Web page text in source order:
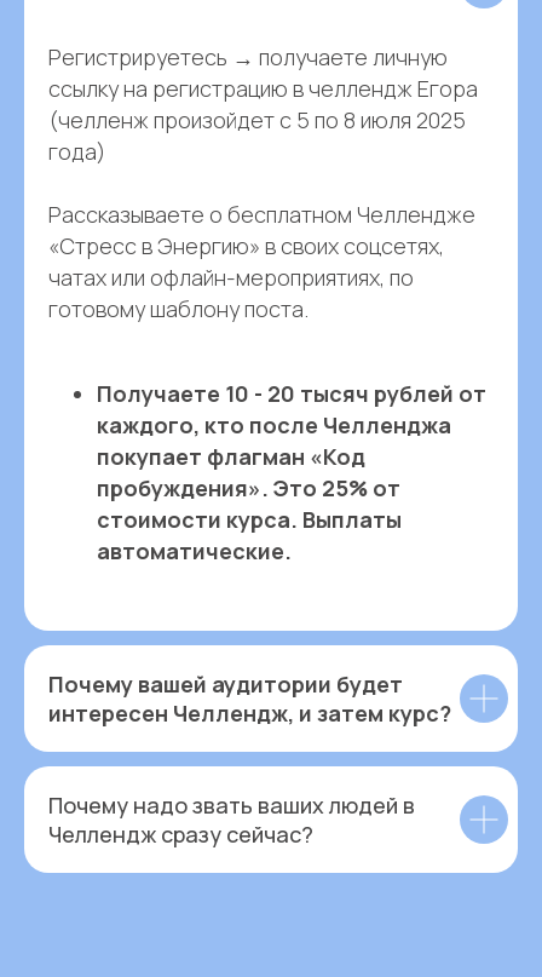
Регистрируетесь → получаете личную
ссылку на регистрацию в челлендж Егора
(челленж произойдет с 5 по 8 июля 2025
года)
Рассказываете о бесплатном Челлендже
«Стресс в Энергию» в своих соцсетях,
чатах или офлайн-мероприятиях, по
готовому шаблону поста.
Получаете 10 - 20 тысяч рублей от
каждого, кто после Челленджа
покупает флагман «Код
пробуждения». Это 25% от
стоимости курса. Выплаты
автоматические.
Почему вашей аудитории будет
интересен Челлендж, и затем курс?
Почему надо звать ваших людей в
Челлендж сразу сейчас?